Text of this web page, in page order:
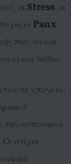
οι Stress, οι
οι Panx
που, αν και
και πάθος.
σε υπόγεια,
την αστυνομία
στίχοι